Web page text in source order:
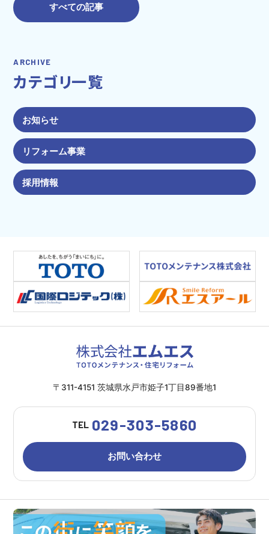
すべての記事
ARCHIVE
カテゴリ一覧
お知らせ
リフォーム事業
採用情報
〒311-4151 茨城県水戸市姫子1丁目89番地1
TEL 029-303-5860
お問い合わせ